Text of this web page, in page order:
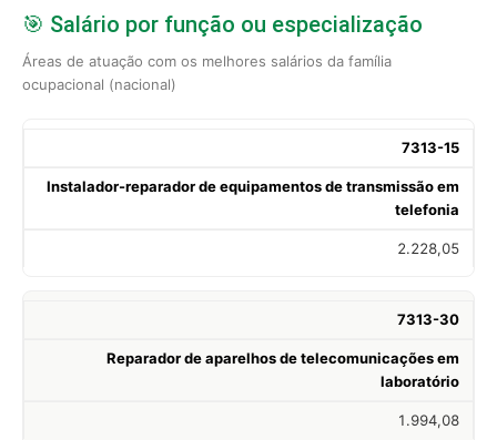
🎯 Salário por função ou especialização
Áreas de atuação com os melhores salários da família
ocupacional (nacional)
7313-15
Instalador-reparador de equipamentos de transmissão em
telefonia
2.228,05
7313-30
Reparador de aparelhos de telecomunicações em
laboratório
1.994,08